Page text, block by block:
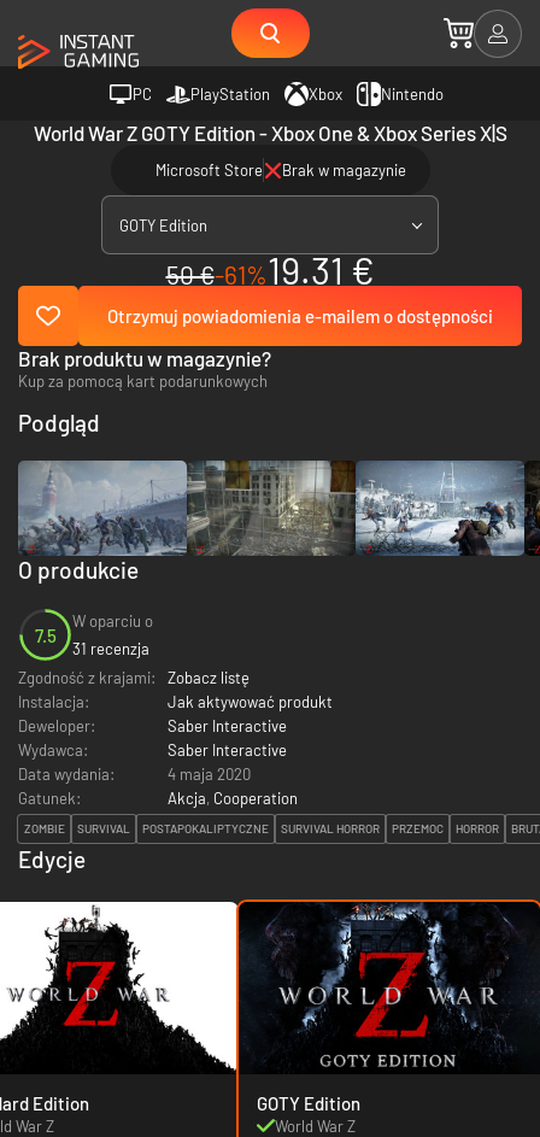
PC PlayStation Xbox Nintendo
World War Z GOTY Edition - Xbox One & Xbox Series X|S
Microsoft Store Brak w magazynie
GOTY Edition
50 €-61%19.31 €
Otrzymuj powiadomienia e-mailem o dostępności
Brak produktu w magazynie?
Kup za pomocą kart podarunkowych
O produkcie
7.5
W oparciu o
31 recenzja
Zgodność z krajami:
Zobacz listę
Instalacja:
Jak aktywować produkt
Deweloper:
Saber Interactive
Wydawca:
Saber Interactive
Data wydania:
4 maja 2020
Gatunek:
Akcja, Cooperation
ZOMBIE SURVIVAL POSTAPOKALIPTYCZNE SURVIVAL HORROR PRZEMOC HORROR
Edycje
Edition
War Z
GOTY Edition
World War Z
Podgląd